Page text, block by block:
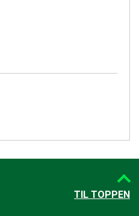
TIL TOPPEN